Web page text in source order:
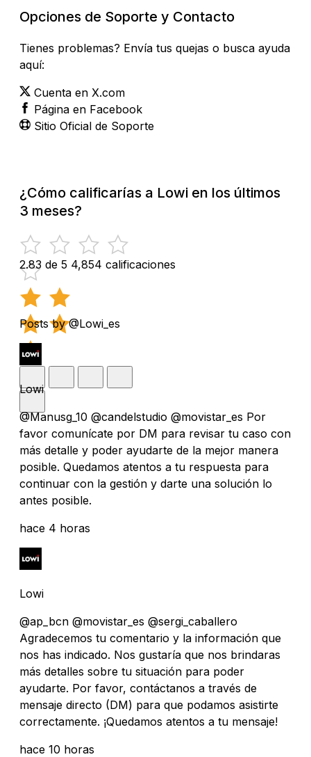
Opciones de Soporte y Contacto
Tienes problemas? Envía tus quejas o busca ayuda
aquí:
Cuenta en X.com
Página en Facebook
Sitio Oficial de Soporte
¿Cómo calificarías a Lowi en los últimos
3 meses?
2.83 de 5 4,854 calificaciones
Posts by @Lowi_es
Lowi
@Manusg_10 @candelstudio @movistar_es Por
favor comunícate por DM para revisar tu caso con
más detalle y poder ayudarte de la mejor manera
posible. Quedamos atentos a tu respuesta para
continuar con la gestión y darte una solución lo
antes posible.
hace 4 horas
Lowi
@ap_bcn @movistar_es @sergi_caballero
Agradecemos tu comentario y la información que
nos has indicado. Nos gustaría que nos brindaras
más detalles sobre tu situación para poder
ayudarte. Por favor, contáctanos a través de
mensaje directo (DM) para que podamos asistirte
correctamente. ¡Quedamos atentos a tu mensaje!
hace 10 horas